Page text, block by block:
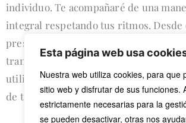
Esta página web usa
Nuestra web utiliza cookies, para que
sitio web y disfrutar de sus funciones.
estrictamente necesarias para la
se pueden desactivar, otras nos
individuo. Te acompañaré de una
integral respetando tus ritmos. Desde
presente hacia el futuro, creando y/o
transformando herramientas para
utilizarlas más adelante en otras
de tu vida.